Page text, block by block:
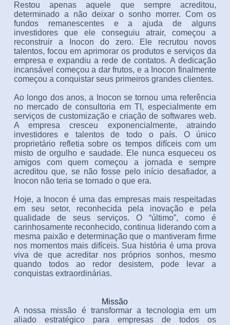
Restou apenas aquele que sempre acreditou,
determinado a não deixar o sonho morrer. Com os
fundos remanescentes e a ajuda de alguns
investidores que ele conseguiu atrair, começou a
reconstruir a Inocon do zero. Ele recrutou novos
talentos, focou em aprimorar os produtos e serviços da
empresa e expandiu a rede de contatos. A dedicação
incansável começou a dar frutos, e a Inocon finalmente
começou a conquistar seus primeiros grandes clientes.
Ao longo dos anos, a Inocon se tornou uma referência
no mercado de consultoria em TI, especialmente em
serviços de customização e criação de softwares web.
A empresa cresceu exponencialmente, atraindo
investidores e talentos de todo o país. O único
proprietário refletia sobre os tempos difíceis com um
misto de orgulho e saudade. Ele nunca esqueceu os
amigos com quem começou a jornada e sempre
acreditou que, se não fosse pelo início desafiador, a
Inocon não teria se tornado o que era.
Hoje, a Inocon é uma das empresas mais respeitadas
em seu setor, reconhecida pela inovação e pela
qualidade de seus serviços. O “último”, como é
carinhosamente reconhecido, continua liderando com a
mesma paixão e determinação que o mantiveram firme
nos momentos mais difíceis. Sua história é uma prova
viva de que acreditar nos próprios sonhos, mesmo
quando todos ao redor desistem, pode levar a
conquistas extraordinárias.
Missão
A nossa missão é transformar a tecnologia em um
aliado estratégico para empresas de todos os